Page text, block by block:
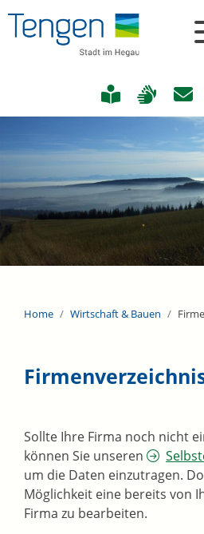
Home Wirtschaft & Bauen
Sollte Ihre Firma noch nicht
können Sie unseren
um die Daten einzutragen.
Möglichkeit eine bereits von
Firma zu bearbeiten.